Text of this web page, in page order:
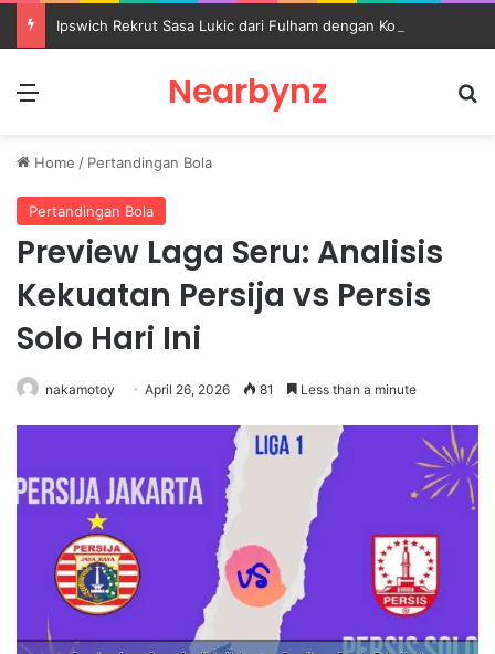
Nearbynz
Home / Pertandingan Bola
Pertandingan Bola
Preview Laga Seru: Analisis
Kekuatan Persija vs Persis
Solo Hari Ini
nakamotoy April 26, 2026 81 Less than a minute